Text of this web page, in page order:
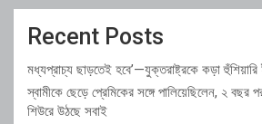
Recent Posts
মধ্যপ্রাচ্য ছাড়তেই হবে’—যুক্তরাষ্ট্রকে কড়া হুঁশিয়ারি
স্বামীকে ছেড়ে প্রেমিকের সঙ্গে পালিয়েছিলেন, ২ বছর
শিউরে উঠছে সবাই